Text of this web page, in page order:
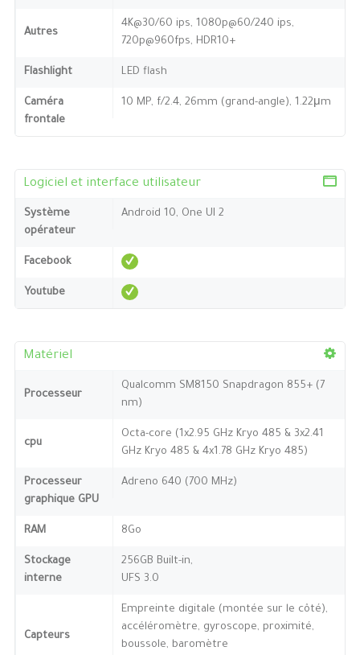
Autres
4K@30/60 ips, 1080p@60/240 ips,
720p@960fps, HDR10+
Flashlight LED flash
Caméra
frontale
10 MP, f/2.4, 26mm (grand-angle), 1.22μm
Logiciel et interface utilisateur
Système
opérateur
Android 10, One UI 2
Facebook
Youtube
Matériel
Processeur
Qualcomm SM8150 Snapdragon 855+ (7
nm)
cpu
Octa-core (1x2.95 GHz Kryo 485 & 3x2.41
GHz Kryo 485 & 4x1.78 GHz Kryo 485)
Processeur
graphique GPU
Adreno 640 (700 MHz)
RAM 8Go
Stockage
interne
256GB Built-in,
UFS 3.0
Capteurs
Empreinte digitale (montée sur le côté),
accéléromètre, gyroscope, proximité,
boussole, baromètre